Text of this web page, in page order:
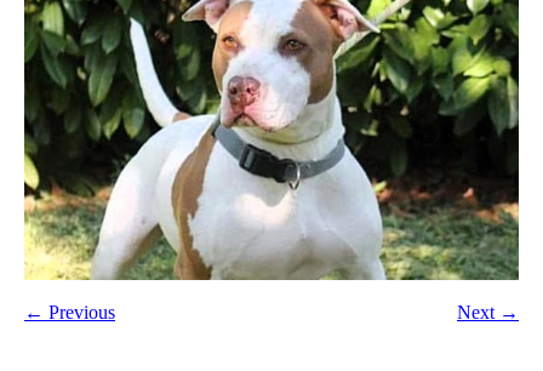
← Previous Next →